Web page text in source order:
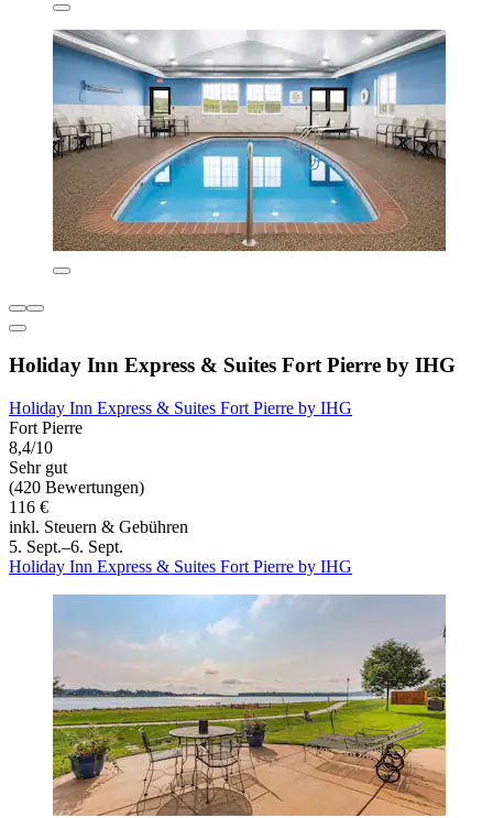
Holiday Inn Express & Suites Fort Pierre by IHG
Holiday Inn Express & Suites Fort Pierre by IHG
Fort Pierre
8,4/10
Sehr gut
(420 Bewertungen)
116 €
inkl. Steuern & Gebühren
5. Sept.–6. Sept.
Holiday Inn Express & Suites Fort Pierre by IHG